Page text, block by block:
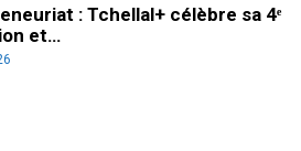
: Tchellal+ célèbre sa 4ᵉ
et…